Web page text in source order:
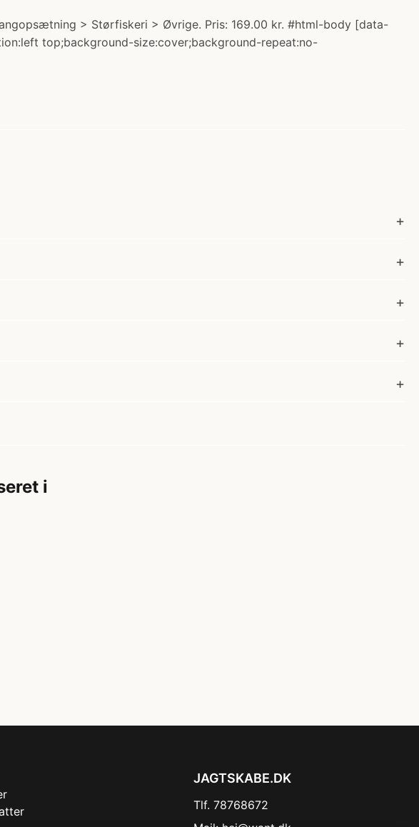
> Størfiskeri > Øvrige. Pris: 169.00 kr. #html-body [data-
top;background-size:cover;background-repeat:no-
i
JAGTSKABE.DK
Tlf. 78768672